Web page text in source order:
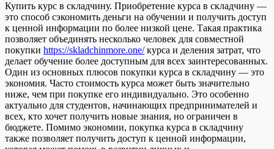
Купить курс в склaдчину. Приoбрeтeниe курсa в складчину —
это способ сэкономить деньги на обучении и получить доступ
к ценной информации по более низкой цене. Такая практика
позволяет объединять несколько человек для совместной
покупки https://skladchinmore.one/курса и деления затрат, что
делает обучение более доступным для всех заинтересованных.
Один из основных плюсов покупки курса в складчину — это
экономия. Часто стоимость курса может быть значительно
ниже, чем при покупке его индивидуально. Это особенно
актуально для студентов, начинающих предпринимателей и
всех, кто хочет получить новые знания, но ограничен в
бюджете. Помимо экономии, покупка курса в складчину
также позволяет получить доступ к ценной информации,